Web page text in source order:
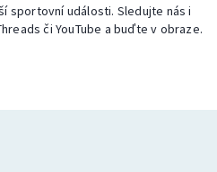
sportovní události. Sledujte nás i
či YouTube a buďte v obraze.